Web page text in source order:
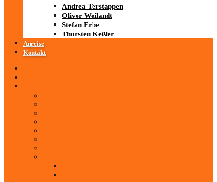
Andrea Terstappen
Oliver Weilandt
Stefan Erbe
Thorsten Keßler
Anreise
Kontakt